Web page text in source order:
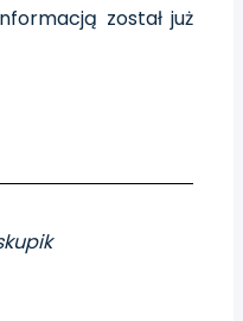
został już